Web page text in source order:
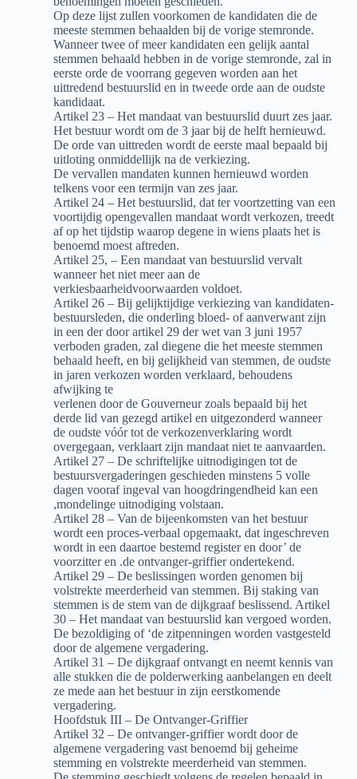
Op deze lijst zullen voorkomen de kandidaten die de
meeste stemmen behaalden bij de vorige stemronde.
Wanneer twee of meer kandidaten een gelijk aantal
stemmen behaald hebben in de vorige stemronde, zal in
eerste orde de voorrang gegeven worden aan het
uittredend bestuurslid en in tweede orde aan de oudste
kandidaat.
Artikel 23 – Het mandaat van bestuurslid duurt zes jaar.
Het bestuur wordt om de 3 jaar bij de helft hernieuwd.
De orde van uittreden wordt de eerste maal bepaald bij
uitloting onmiddellijk na de verkiezing.
De vervallen mandaten kunnen hernieuwd worden
telkens voor een termijn van zes jaar.
Artikel 24 – Het bestuurslid, dat ter voortzetting van een
voortijdig opengevallen mandaat wordt verkozen, treedt
af op het tijdstip waarop degene in wiens plaats het is
benoemd moest aftreden.
Artikel 25, – Een mandaat van bestuurslid vervalt
wanneer het niet meer aan de
verkiesbaarheidvoorwaarden voldoet.
Artikel 26 – Bij gelijktijdige verkiezing van kandidaten-
bestuursleden, die onderling bloed- of aanverwant zijn
in een der door artikel 29 der wet van 3 juni 1957
verboden graden, zal diegene die het meeste stemmen
behaald heeft, en bij gelijkheid van stemmen, de oudste
in jaren verkozen worden verklaard, behoudens
afwijking te
verlenen door de Gouverneur zoals bepaald bij het
derde lid van gezegd artikel en uitgezonderd wanneer
de oudste vóór tot de verkozenverklaring wordt
overgegaan, verklaart zijn mandaat niet te aanvaarden.
Artikel 27 – De schriftelijke uitnodigingen tot de
bestuursvergaderingen geschieden minstens 5 volle
dagen vooraf ingeval van hoogdringendheid kan een
,mondelinge uitnodiging volstaan.
Artikel 28 – Van de bijeenkomsten van het bestuur
wordt een proces-verbaal opgemaakt, dat ingeschreven
wordt in een daartoe bestemd register en door’ de
voorzitter en .de ontvanger-griffier ondertekend.
Artikel 29 – De beslissingen worden genomen bij
volstrekte meerderheid van stemmen. Bij staking van
stemmen is de stem van de dijkgraaf beslissend. Artikel
30 – Het mandaat van bestuurslid kan vergoed worden.
De bezoldiging of ‘de zitpenningen worden vastgesteld
door de algemene vergadering.
Artikel 31 – De dijkgraaf ontvangt en neemt kennis van
alle stukken die de polderwerking aanbelangen en deelt
ze mede aan het bestuur in zijn eerstkomende
vergadering.
Hoofdstuk III – De Ontvanger-Griffier
Artikel 32 – De ontvanger-griffier wordt door de
algemene vergadering vast benoemd bij geheime
stemming en volstrekte meerderheid van stemmen.